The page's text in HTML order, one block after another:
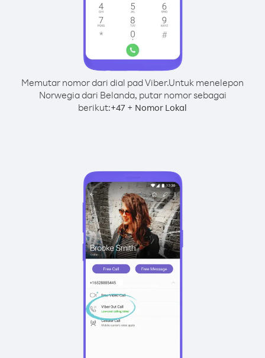
Memutar nomor dari dial pad Viber.Untuk menelepon
Norwegia dari Belanda, putar nomor sebagai
berikut:+47 + Nomor Lokal